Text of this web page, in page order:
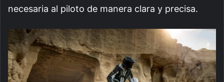
necesaria al piloto de manera clara y precisa.